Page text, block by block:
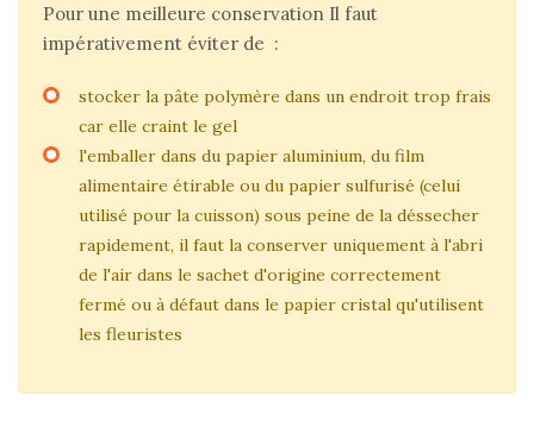
Pour une meilleure conservation Il faut
impérativement éviter de :
stocker la pâte polymère dans un endroit trop frais
car elle craint le gel
l'emballer dans du papier aluminium, du film
alimentaire étirable ou du papier sulfurisé (celui
utilisé pour la cuisson) sous peine de la déssecher
rapidement, il faut la conserver uniquement à l'abri
de l'air dans le sachet d'origine correctement
fermé ou à défaut dans le papier cristal qu'utilisent
les fleuristes